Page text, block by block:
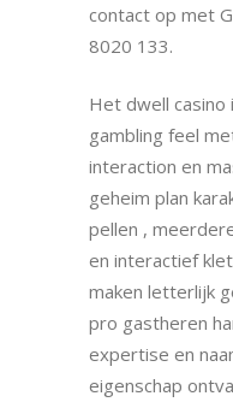
contact op met
8020 133.
Het dwell casino
gambling feel
interaction en
geheim plan
pellen ,
en interactief
maken letterlijk
pro gastheren
expertise en
eigenschap